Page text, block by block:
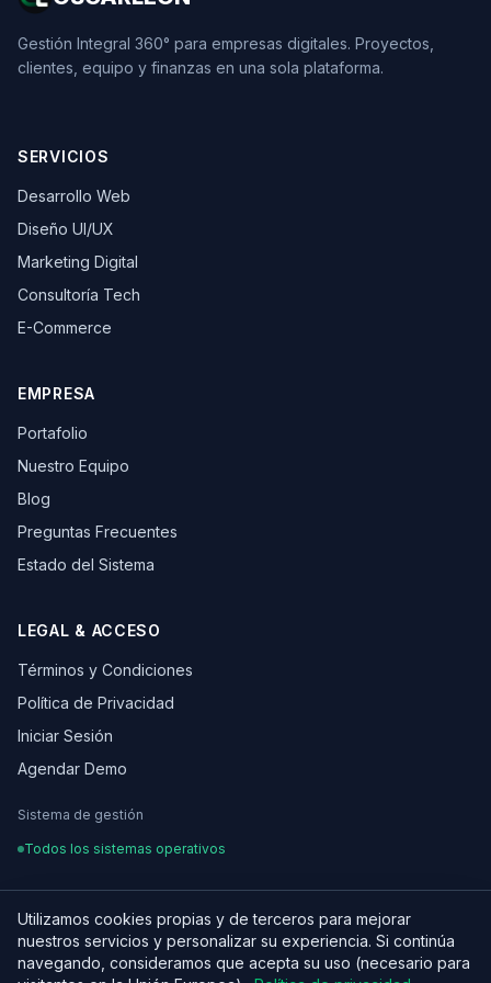
Gestión Integral 360° para empresas digitales. Proyectos,
clientes, equipo y finanzas en una sola plataforma.
SERVICIOS
Desarrollo Web
Diseño UI/UX
Marketing Digital
Consultoría Tech
E-Commerce
EMPRESA
Portafolio
Nuestro Equipo
Blog
Preguntas Frecuentes
Estado del Sistema
LEGAL & ACCESO
Términos y Condiciones
Política de Privacidad
Iniciar Sesión
Agendar Demo
Sistema de gestión
Todos los sistemas operativos
© 2026 OSCARLEON. Todos los derechos reservados.
Hecho con ♥ para equipos digitales en LATAM
¿Hablamos de tu proyecto?
Utilizamos cookies propias y de terceros para mejorar
nuestros servicios y personalizar su experiencia. Si continúa
navegando, consideramos que acepta su uso (necesario para